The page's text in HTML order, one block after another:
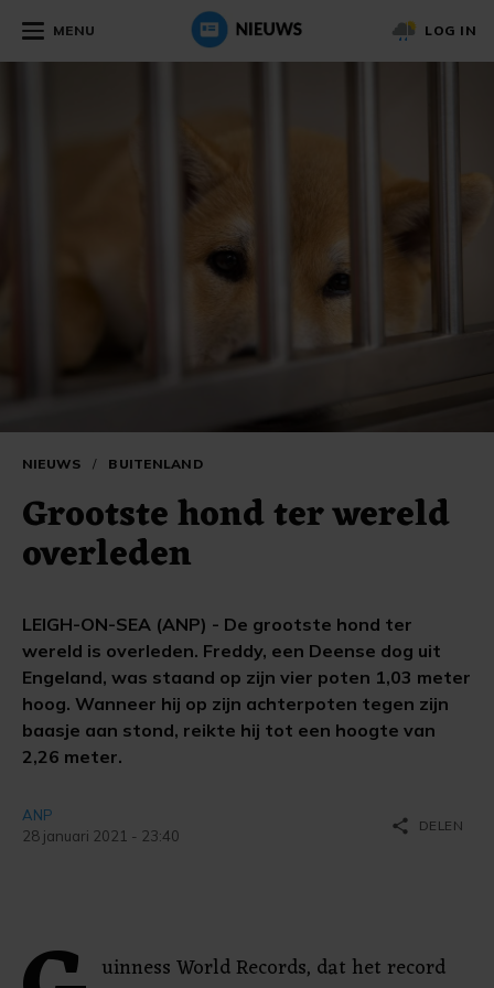
MENU LOG IN
NIEUWS / BUITENLAND
Grootste hond ter wereld
overleden
LEIGH-ON-SEA (ANP) - De grootste hond ter
wereld is overleden. Freddy, een Deense dog uit
Engeland, was staand op zijn vier poten 1,03 meter
hoog. Wanneer hij op zijn achterpoten tegen zijn
baasje aan stond, reikte hij tot een hoogte van
2,26 meter.
ANP
28 januari 2021 - 23:40
share DELEN
uinness World Records, dat het record